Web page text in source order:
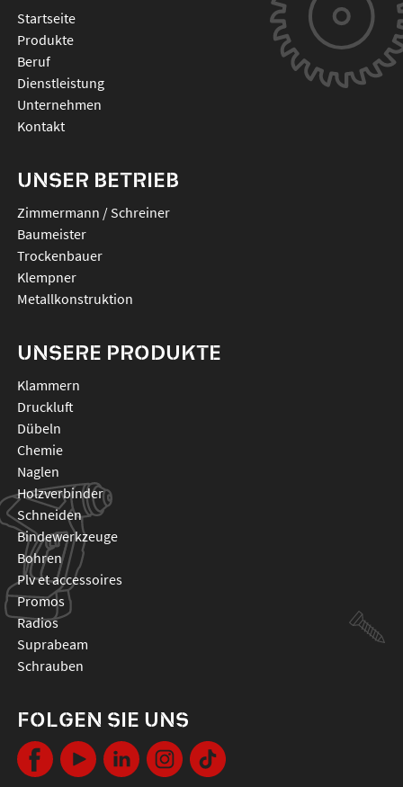
Startseite
Produkte
Beruf
Dienstleistung
Unternehmen
Kontakt
UNSER BETRIEB
Zimmermann / Schreiner
Baumeister
Trockenbauer
Klempner
Metallkonstruktion
UNSERE PRODUKTE
klammern
druckluft
dübeln
chemie
naglen
holzverbinder
schneiden
bindewerkzeuge
bohren
plv et accessoires
promos
radios
suprabeam
schrauben
FOLGEN SIE UNS